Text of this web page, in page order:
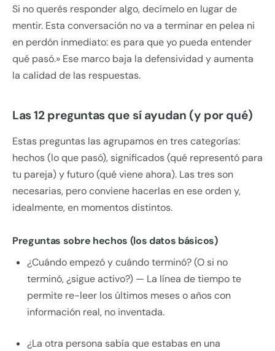
Si no querés responder algo, decímelo en lugar de
mentir. Esta conversación no va a terminar en pelea ni
en perdón inmediato: es para que yo pueda entender
qué pasó.» Ese marco baja la defensividad y aumenta
la calidad de las respuestas.
Las 12 preguntas que sí ayudan (y por qué)
Estas preguntas las agrupamos en tres categorías:
hechos (lo que pasó), significados (qué representó para
tu pareja) y futuro (qué viene ahora). Las tres son
necesarias, pero conviene hacerlas en ese orden y,
idealmente, en momentos distintos.
Preguntas sobre hechos (los datos básicos)
¿Cuándo empezó y cuándo terminó? (O si no
terminó, ¿sigue activo?) — La línea de tiempo te
permite re-leer los últimos meses o años con
información real, no inventada.
¿La otra persona sabía que estabas en una